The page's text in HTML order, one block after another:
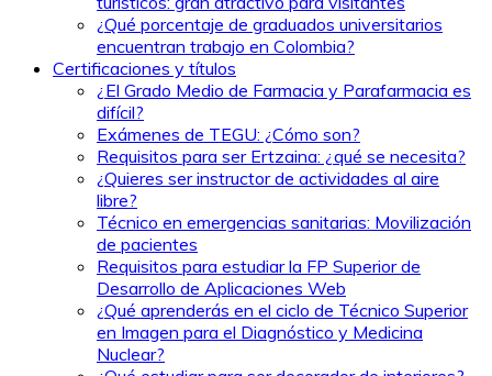
¿Qué porcentaje de graduados universitarios
encuentran trabajo en Colombia?
Certificaciones y títulos
¿El Grado Medio de Farmacia y Parafarmacia es
difícil?
Exámenes de TEGU: ¿Cómo son?
Requisitos para ser Ertzaina: ¿qué se necesita?
¿Quieres ser instructor de actividades al aire
libre?
Técnico en emergencias sanitarias: Movilización
de pacientes
Requisitos para estudiar la FP Superior de
Desarrollo de Aplicaciones Web
¿Qué aprenderás en el ciclo de Técnico Superior
en Imagen para el Diagnóstico y Medicina
Nuclear?